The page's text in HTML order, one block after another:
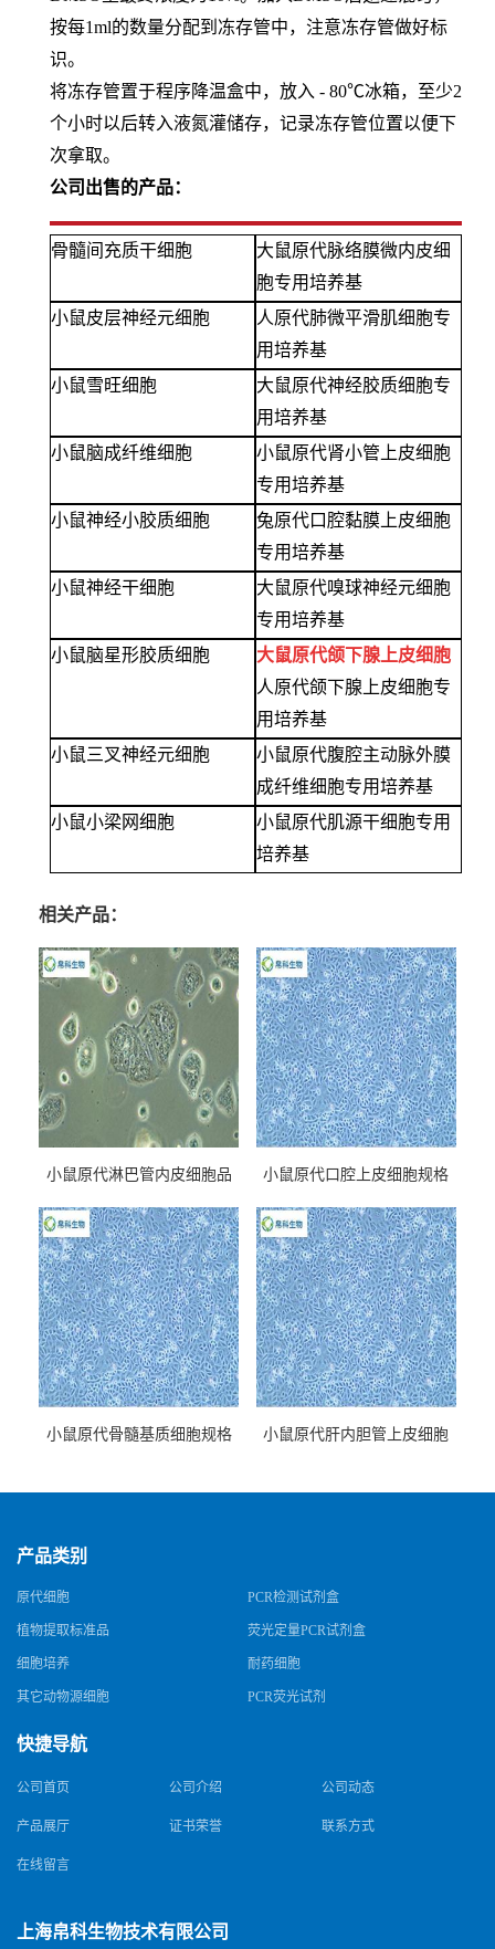
按每1ml的数量分配到冻存管中，注意冻存管做好标
识。
将冻存管置于程序降温盒中，放入 - 80℃冰箱，至少2
个小时以后转入液氮灌储存，记录冻存管位置以便下
次拿取。
公司出售的产品：
骨髓间充质干细胞
大鼠原代脉络膜微内皮细
胞专用培养基
小鼠皮层神经元细胞
人原代肺微平滑肌细胞专
用培养基
小鼠雪旺细胞
大鼠原代神经胶质细胞专
用培养基
小鼠脑成纤维细胞
小鼠原代肾小管上皮细胞
专用培养基
小鼠神经小胶质细胞
兔原代口腔黏膜上皮细胞
专用培养基
小鼠神经干细胞
大鼠原代嗅球神经元细胞
专用培养基
小鼠脑星形胶质细胞
大鼠原代颌下腺上皮细胞
人原代颌下腺上皮细胞专
用培养基
小鼠三叉神经元细胞
小鼠原代腹腔主动脉外膜
成纤维细胞专用培养基
小鼠小梁网细胞
小鼠原代肌源干细胞专用
培养基
相关产品：
小鼠原代淋巴管内皮细胞品
小鼠原代口腔上皮细胞规格
小鼠原代骨髓基质细胞规格
小鼠原代肝内胆管上皮细胞
产品类别
原代细胞 PCR检测试剂盒
植物提取标准品 荧光定量PCR试剂盒
细胞培养 耐药细胞
其它动物源细胞 PCR荧光试剂
快捷导航
公司首页 公司介绍 公司动态
产品展厅 证书荣誉 联系方式
在线留言
上海帛科生物技术有限公司